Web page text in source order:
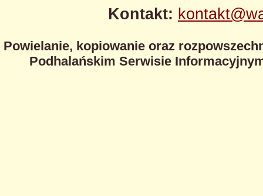
Kontakt:
Powielanie, kopiowanie oraz
Podhalańskim Serwisie